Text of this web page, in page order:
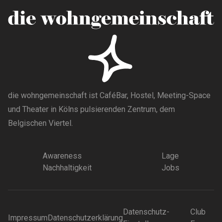
die wohngemeinschaft ist CaféBar, Hostel, Meeting-Space
und Theater in Kölns pulsierenden Zentrum, dem
Belgischen Viertel.
Awareness
Nachhaltigkeit
Lage
Jobs
ImpressumDatenschutzerklärung
Datenschutz-
Club